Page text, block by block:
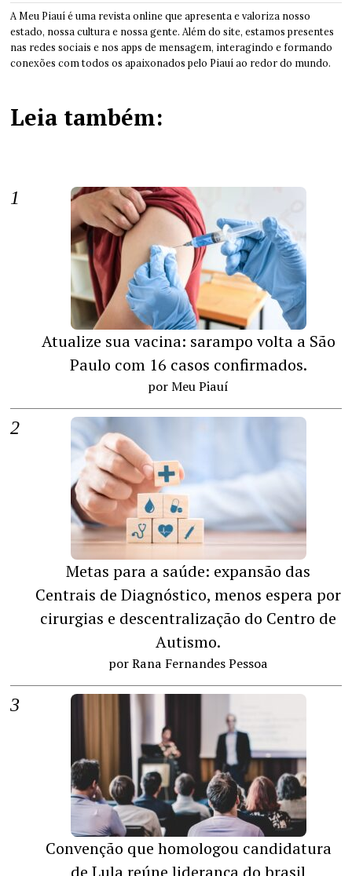
A Meu Piauí é uma revista online que apresenta e valoriza nosso
estado, nossa cultura e nossa gente. Além do site, estamos presentes
nas redes sociais e nos apps de mensagem, interagindo e formando
conexões com todos os apaixonados pelo Piauí ao redor do mundo.
Leia também:
Atualize sua vacina: sarampo volta a São
Paulo com 16 casos confirmados.
por Meu Piauí
Metas para a saúde: expansão das
Centrais de Diagnóstico, menos espera por
cirurgias e descentralização do Centro de
Autismo.
por Rana Fernandes Pessoa
Convenção que homologou candidatura